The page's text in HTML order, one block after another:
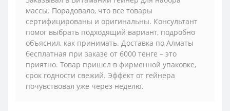
массы. Порадовало, что все товары
сертифицированы и оригинальны. Консультант
помог выбрать подходящий вариант, подробно
объяснил, как принимать. Доставка по Алматы
бесплатная при заказе от 6000 тенге – это
приятно. Товар пришел в фирменной упаковке,
срок годности свежий. Эффект от гейнера
почувствовал уже через неделю.